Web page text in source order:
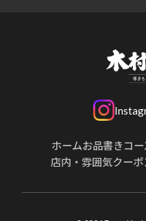
ホームお品書き コー
店内・雰囲気クーポ